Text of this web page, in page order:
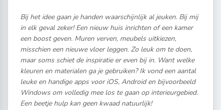
Bij het idee gaan je handen waarschijnlijk al jeuken. Bij mij
in elk geval zeker! Een nieuw huis inrichten of een kamer
een boost geven. Muren verven, meubels uitkiezen,
misschien een nieuwe vloer leggen. Zo leuk om te doen,
maar soms schiet de inspiratie er even bij in. Want welke
kleuren en materialen ga je gebruiken? Ik vond een aantal
leuke en handige apps voor iOS, Android en bijvoorbeeld
Windows om volledig mee los te gaan op interieurgebied.
Een beetje hulp kan geen kwaad natuurlijk!